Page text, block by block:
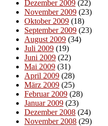
Dezember 2009 (22)
November 2009 (23)
Oktober 2009 (18)
September 2009 (23)
August 2009 (34)
Juli 2009 (19)
Juni 2009 (22)
Mai 2009 (31)
April 2009 (28)
März 2009 (25)
Februar 2009 (28)
Januar 2009 (23)
Dezember 2008 (24)
November 2008 (29)